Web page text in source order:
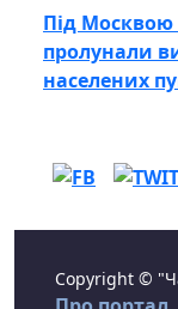
Під Москвою
пролунали
населених
Copyright ©